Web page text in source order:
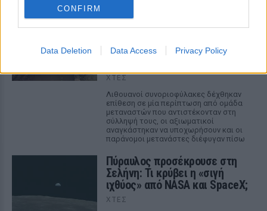
CONFIRM
Data Deletion Data Access Privacy Policy
Εντοπίστηκε σήραγγα 40
μέτρων στη Λιθουανία για τη
μεταναστών από τη
ΧΤΕΣ
Λιθουανοί συνοριοφύλακες δέχθηκαν
επίθεση σε μία περίπτωση από ομάδα
μεταναστών που αντιστέκονταν στη
σύλληψή τους, οι αξιωματικοί
αναγκάστηκαν να υποχωρήσουν και οι
παράνομοι μετανάστες διέφυγαν πίσω
Πύραυλος προσέκρουσε στη
Σελήνη: Τι κρύβει η «σιγή
ιχθύος» από NASA και SpaceX;
ΧΤΕΣ